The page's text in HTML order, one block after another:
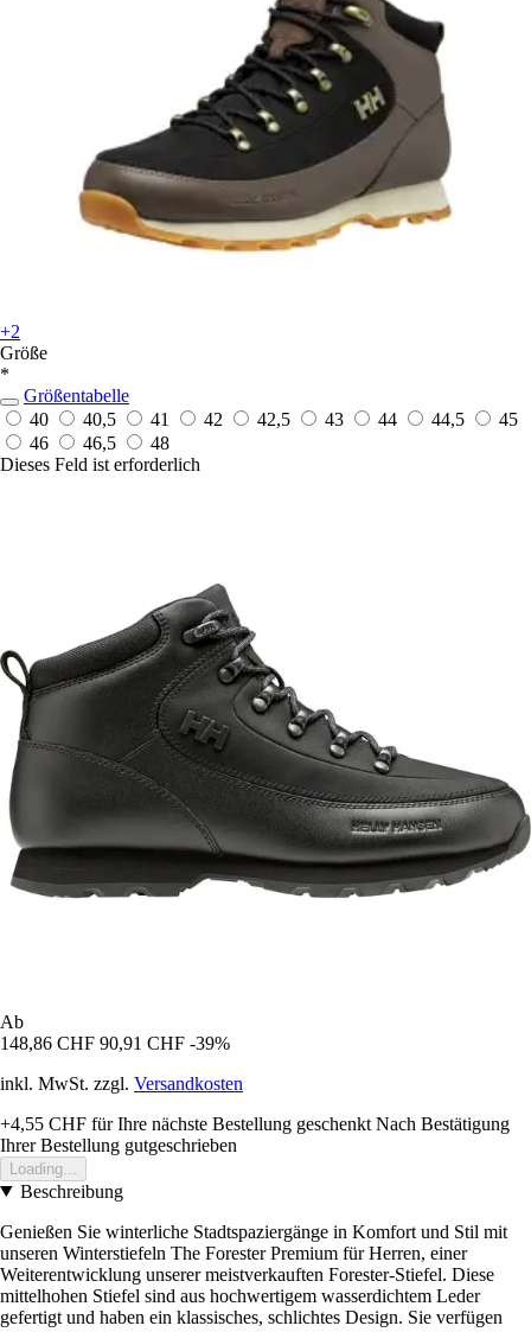
+2
Größe
*
Größentabelle
40
40,5 41 42 42,5 43 44 44,5
45
46
46,5
48
Dieses Feld ist erforderlich
Ab
148,86 CHF 90,91 CHF -39%
inkl. MwSt. zzgl. Versandkosten
+4,55 CHF für Ihre nächste Bestellung geschenkt Nach Bestätigung
Ihrer Bestellung gutgeschrieben
Loading...
Beschreibung
Genießen Sie winterliche Stadtspaziergänge in Komfort und Stil mit
unseren Winterstiefeln The Forester Premium für Herren, einer
Weiterentwicklung unserer meistverkauften Forester-Stiefel. Diese
mittelhohen Stiefel sind aus hochwertigem wasserdichtem Leder
gefertigt und haben ein klassisches, schlichtes Design. Sie verfügen